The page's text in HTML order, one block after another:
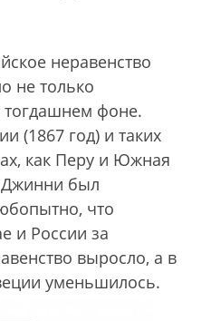
неравенство
не только
фоне.
(1867 год) и таких
как Перу и Южная
был
что
и России за
выросло, а в
уменьшилось.